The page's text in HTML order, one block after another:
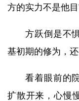
方的实力不是他目
方跃倒是不
基初期的修为，
看着眼前的
扩散开来，心慢